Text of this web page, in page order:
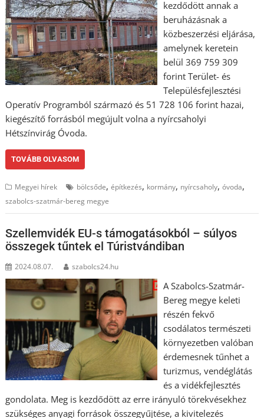
kezdődött annak a
beruházásnak a
közbeszerzési eljárása,
amelynek keretein
belül 369 759 309
forint Terület- és
Településfejlesztési
Operatív Programból származó és 51 728 106 forint hazai,
kiegészítő forrásból megújult volna a nyírcsaholyi
Hétszínvirág Óvoda.
TOVÁBB OLVASOM
Megyei hírek bölcsőde,építkezés, kormány, nyírcsaholy,óvoda,
szabolcs-szatmár-bereg megye
Szellemvidék EU-s támogatásokból – súlyos
összegek tűntek el Túristvándiban
2024.08.07. szabolcs24.hu
A Szabolcs-Szatmár-
Bereg megye keleti
részén fekvő
csodálatos természeti
környezetben valóban
érdemesnek tűnhet a
turizmus, vendéglátás
és a vidékfejlesztés
gondolata. Meg is kezdődött az erre irányuló törekvésekhez
szükséges anyagi források összegyűjtése, a kivitelezés